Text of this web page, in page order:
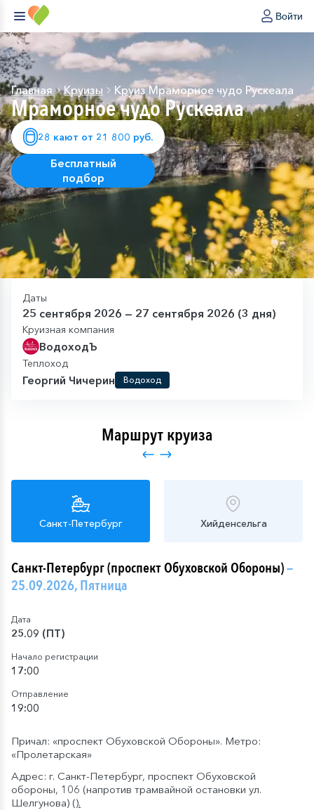
Войти
Главная Круизы Круиз Мраморное чудо Рускеала
Мраморное чудо Рускеала
28 кают от 21 800 руб.
Бесплатный
подбор
Даты
25 сентября 2026 — 27 сентября 2026 (3 дня)
Круизная компания
ВодоходЪ
Теплоход
Георгий Чичерин Водоход
Маршрут круиза
Санкт-Петербург Хийденсельга
Санкт-Петербург (проспект Обуховской Обороны)—
25.09.2026, Пятница
Дата
25.09 (ПТ)
Начало регистрации
17:00
Отправление
19:00
Причал: «проспект Обуховской Обороны». Метро:
«Пролетарская»
Адрес: г. Санкт-Петербург, проспект Обуховской
обороны, 106 (напротив трамвайной остановки ул.
Шелгунова) ().